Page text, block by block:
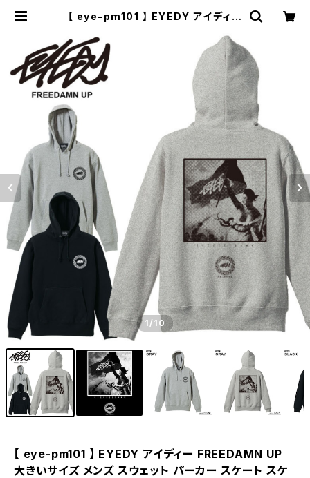
【 eye-pm101 】 EYEDY アイディー
ズ スウェット パーカー スケート スケ
ーター フード トレーナー メンズ ブラ
ンド プリン | セレクトショップ【P.C.
1 /10
【 eye-pm101 】 EYEDY アイディー FREEDAMN UP
大きいサイズ メンズ スウェット パーカー スケート スケ